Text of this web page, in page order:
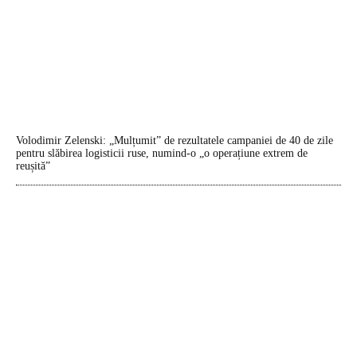
Volodimir Zelenski: „Mulțumit” de rezultatele campaniei de 40 de zile
pentru slăbirea logisticii ruse, numind-o „o operațiune extrem de
reușită”